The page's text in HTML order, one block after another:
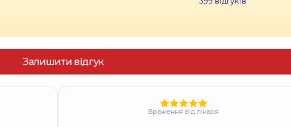
Залишити відгук
Враження від лікаря